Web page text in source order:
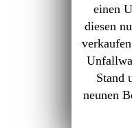
einen
diesen
Stand
neunen